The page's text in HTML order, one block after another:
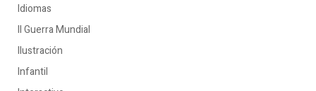
Idiomas
II Guerra Mundial
Ilustración
Infantil